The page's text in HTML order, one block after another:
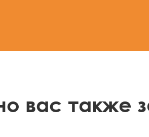
вас также